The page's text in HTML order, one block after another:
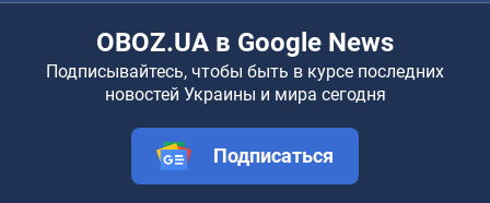
OBOZ.UA в Google News
Подписывайтесь, чтобы быть в курсе последних
новостей Украины и мира сегодня
Подписаться